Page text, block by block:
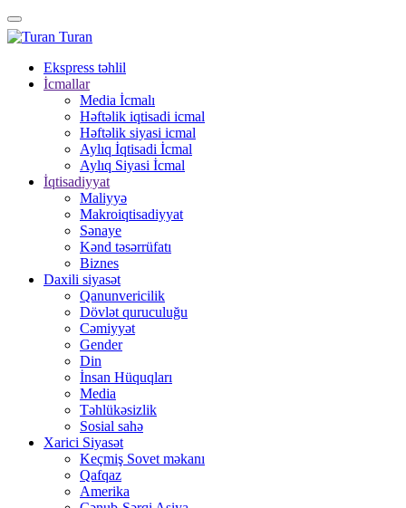
Turan
Ekspress təhlil
İcmallar
Media İcmalı
Həftəlik iqtisadi icmal
Həftəlik siyasi icmal
Aylıq İqtisadi İcmal
Aylıq Siyasi İcmal
İqtisadiyyat
Maliyyə
Makroiqtisadiyyat
Sənaye
Kənd təsərrüfatı
Biznes
Daxili siyasət
Qanunvericilik
Dövlət quruculuğu
Cəmiyyət
Gender
Din
İnsan Hüquqları
Media
Təhlükəsizlik
Sosial sahə
Xarici Siyasət
Keçmiş Sovet məkanı
Qafqaz
Amerika